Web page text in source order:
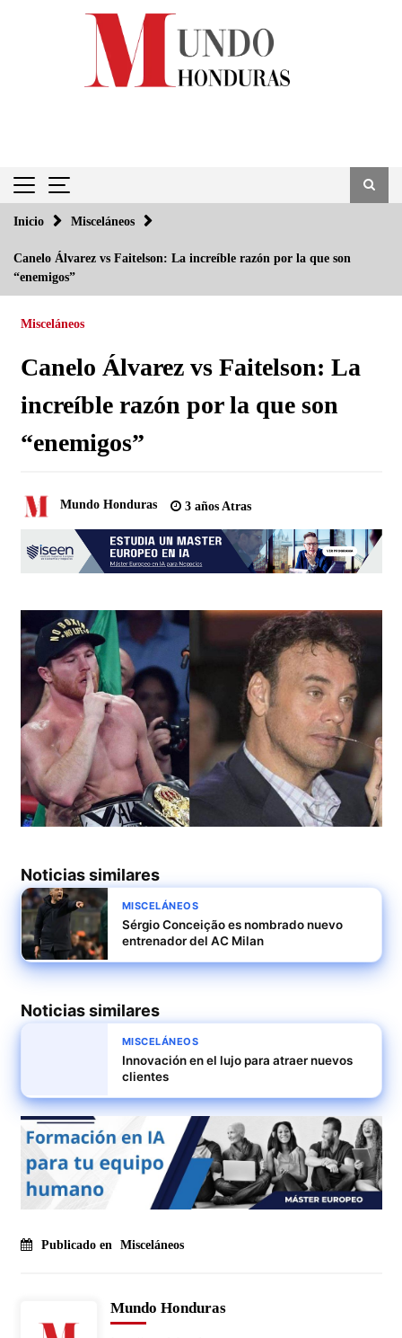
Inicio Misceláneos
Canelo Álvarez vs Faitelson: La increíble razón por la que son
“enemigos”
Misceláneos
Canelo Álvarez vs Faitelson: La
increíble razón por la que son
“enemigos”
Mundo Honduras 3 años Atras
Noticias similares
MISCELÁNEOS
Sérgio Conceição es nombrado nuevo
entrenador del AC Milan
Noticias similares
MISCELÁNEOS
Innovación en el lujo para atraer nuevos
clientes
Publicado en Misceláneos
Mundo Honduras